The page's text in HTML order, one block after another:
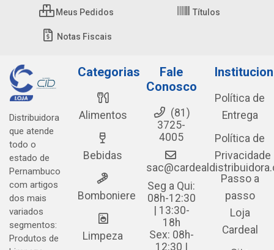
Meus Pedidos Títulos
Notas Fiscais
Distribuidora
que atende
todo o
estado de
Pernambuco
com artigos
dos mais
variados
segmentos:
Produtos de
Categorias
Alimentos
Bebidas
Bomboniere
Limpeza
Fale
Conosco
(81)
3725-
4005
Seg a Qui:
08h-12:30
| 13:30-
18h
Sex: 08h-
12:30 |
Política de
Entrega
Política de
Privacidade
Passo a
passo
Loja
Cardeal